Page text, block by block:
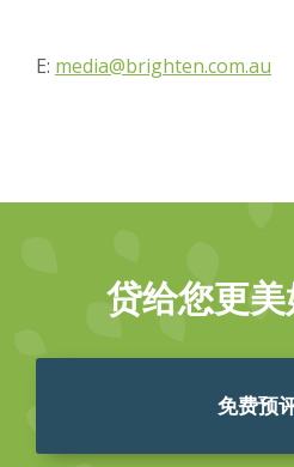
E: media@brighten.com.au
贷给您更
免费预